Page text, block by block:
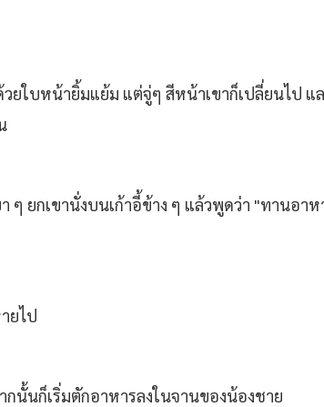
ยใบหน้ายิ้มแย้ม แต่จู่ๆ สีหน้าเขาก็เปลี่ยนไป แ
ๆ ยกเขานั่งบนเก้าอี้ข้าง ๆ แล้วพูดว่า "ทานอา
ยไป
นั้นก็เริ่มตักอาหารลงในจานของน้องชาย